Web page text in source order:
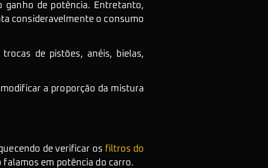
ganho de potência. Entretanto,
consideravelmente o consumo
de pistões, anéis, bielas,
a proporção da mistura
de verificar os filtros do
em potência do carro.